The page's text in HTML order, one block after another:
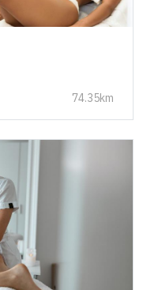
74.35km